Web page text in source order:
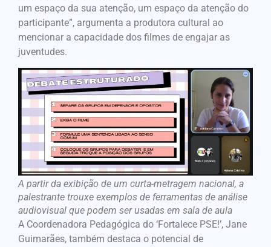
um espaço da sua atenção, um espaço da atenção do
participante”, argumenta a produtora cultural ao
mencionar a capacidade dos filmes de engajar as
juventudes.
A partir da exibição de um curta-metragem nacional, a
palestrante trouxe exemplos de ferramentas de análise
audiovisual que podem ser usadas em sala de aula
A Coordenadora Pedagógica do ‘Fortalece PSE!’, Jane
Guimarães, também destaca o potencial de